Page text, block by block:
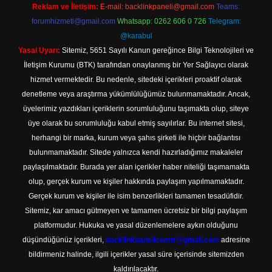
Reklam ve İletişim: E-mail: backlinkpaneli@gmail.com Teams:
forumhizmeti@gmail.com Whatsapp: 0262 606 0 726 Telegram:
@karabul
Yasal Uyarı: Sitemiz, 5651 Sayılı Kanun gereğince Bilgi Teknolojileri ve
İletişim Kurumu (BTK) tarafından onaylanmış bir Yer Sağlayıcı olarak
hizmet vermektedir. Bu nedenle, sitedeki içerikleri proaktif olarak
denetleme veya araştırma yükümlülüğümüz bulunmamaktadır. Ancak,
üyelerimiz yazdıkları içeriklerin sorumluluğunu taşımakta olup, siteye
üye olarak bu sorumluluğu kabul etmiş sayılırlar. Bu internet sitesi,
herhangi bir marka, kurum veya şahıs şirketi ile hiçbir bağlantısı
bulunmamaktadır. Sitede yalnızca kendi hazırladığımız makaleler
paylaşılmaktadır. Burada yer alan içerikler haber niteliği taşımamakta
olup, gerçek kurum ve kişiler hakkında paylaşım yapılmamaktadır.
Gerçek kurum ve kişiler ile isim benzerlikleri tamamen tesadüfidir.
Sitemiz, kar amacı gütmeyen ve tamamen ücretsiz bir bilgi paylaşım
platformudur. Hukuka ve yasal düzenlemelere aykırı olduğunu
düşündüğünüz içerikleri, backlinkpanelicomtr@gmail.com adresine
bildirmeniz halinde, ilgili içerikler yasal süre içerisinde sitemizden
kaldırılacaktır.